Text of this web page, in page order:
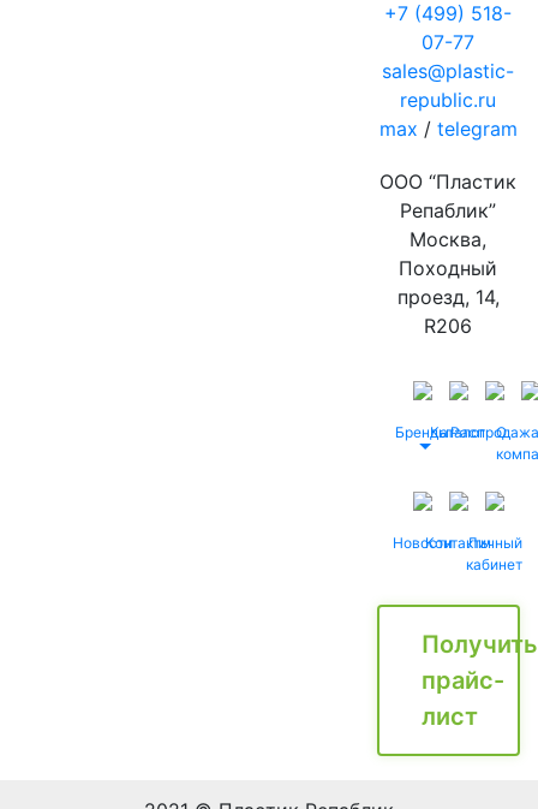
+7 (499) 518-
07-77
sales@plastic-
republic.ru
max / telegram
ООО “Пластик
Репаблик”
Москва,
Походный
проезд, 14,
R206
БрендыКаталог
Распродажа
О
НовостиКонтактыЛичный
кабинет
Получить
прайс-
лист